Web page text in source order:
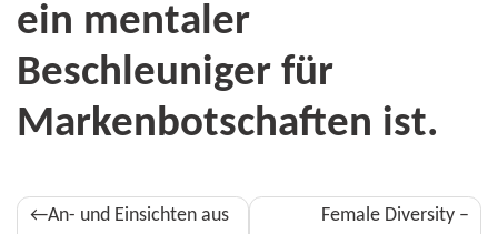
ein mentaler
Beschleuniger für
Markenbotschaften ist.
Beitragsnavigation
An- und Einsichten aus
Female Diversity –